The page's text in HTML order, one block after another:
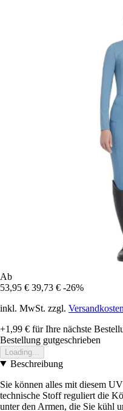
Ab
53,95 € 39,73 € -26%
inkl. MwSt. zzgl. Versandkosten
+1,99 € für Ihre nächste
Bestellung gutgeschrieben
Loading...
Beschreibung
Sie können alles mit diesem
technische Stoff reguliert die
unter den Armen, die Sie kühl